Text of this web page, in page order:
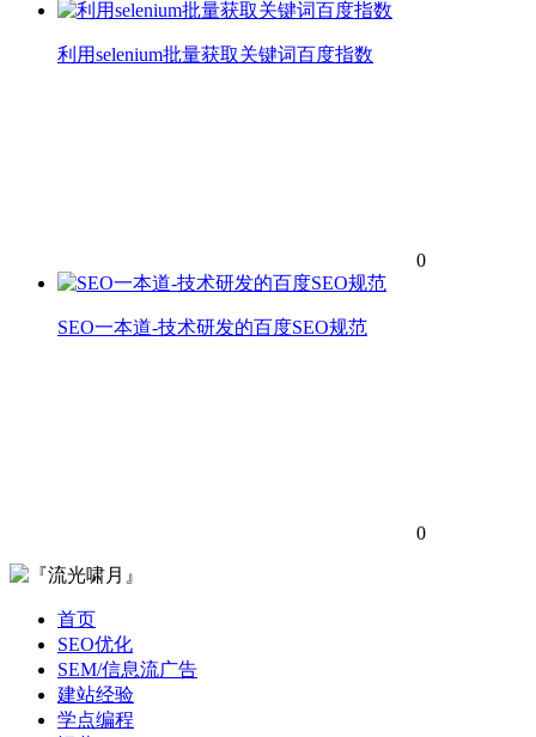
利用selenium批量获取关键词百度指数
0
SEO一本道-技术研发的百度SEO规范
0
首页
SEO优化
SEM/信息流广告
建站经验
学点编程